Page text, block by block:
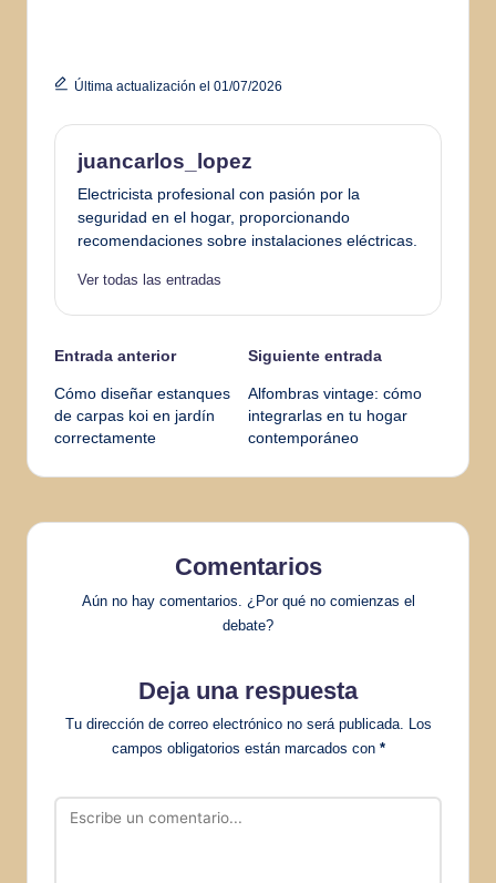
Última actualización el 01/07/2026
juancarlos_lopez
Electricista profesional con pasión por la
seguridad en el hogar, proporcionando
recomendaciones sobre instalaciones eléctricas.
Ver todas las entradas
Navegación
de
entradas
Entrada anterior
Cómo diseñar estanques
de carpas koi en jardín
correctamente
Siguiente entrada
Alfombras vintage: cómo
integrarlas en tu hogar
contemporáneo
Comentarios
Aún no hay comentarios. ¿Por qué no comienzas el
debate?
Deja una respuesta
Tu dirección de correo electrónico no será publicada. Los
campos obligatorios están marcados con *